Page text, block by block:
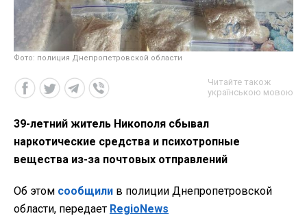
Фото: полиция Днепропетровской области
Читайте також
українською мовою
39-летний житель Никополя сбывал
наркотические средства и психотропные
вещества из-за почтовых отправлений
Об этом сообщили в полиции Днепропетровской
области, передает RegioNews